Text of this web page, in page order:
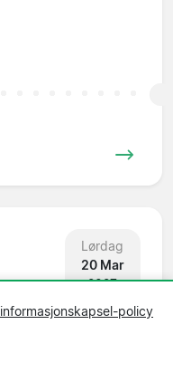
Lørdag
20 Mar
2027
informasjonskapsel-policy